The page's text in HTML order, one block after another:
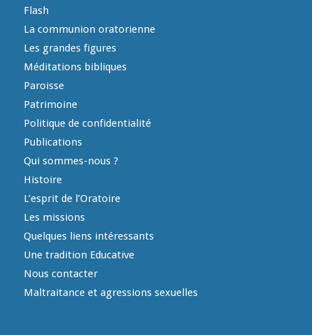
Flash
La communion oratorienne
Les grandes figures
Méditations bibliques
Paroisse
Patrimoine
Politique de confidentialité
Publications
Qui sommes-nous ?
Histoire
L’esprit de l’Oratoire
Les missions
Quelques liens intéressants
Une tradition Educative
Nous contacter
Maltraitance et agressions sexuelles